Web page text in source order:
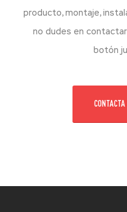
producto, montaje,
no dudes en
botón